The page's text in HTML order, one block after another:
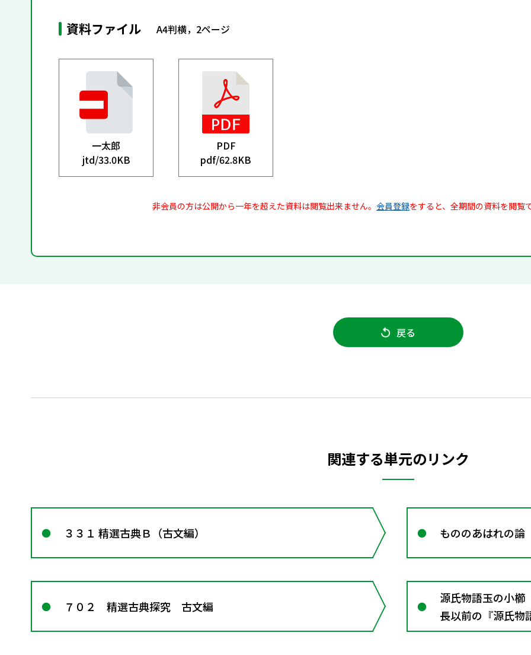
資料ファイル A4判横，2ページ
一太郎
jtd/33.0KB
PDF
pdf/62.8KB
非会員の方は公開から一年を超えた資料は閲覧出来ません。 会員登録をすると、全期間の資料を閲覧
戻る
関連する単元のリンク
３３１ 精選古典Ｂ（古文編） もののあはれの論
７０２ 精選古典探究 古文編
源氏物語玉の小
長以前の『源氏物